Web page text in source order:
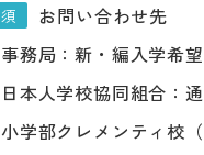
お問い合わせ先
事務局：新・編入学希
日本人学校協同組合：
小学部クレメンティ校（